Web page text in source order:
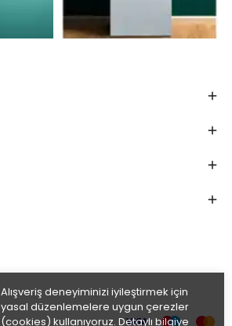
Alışveriş deneyiminizi iyileştirmek için
yasal düzenlemelere uygun çerezler
(cookies) kullanıyoruz. Detaylı bilgiye